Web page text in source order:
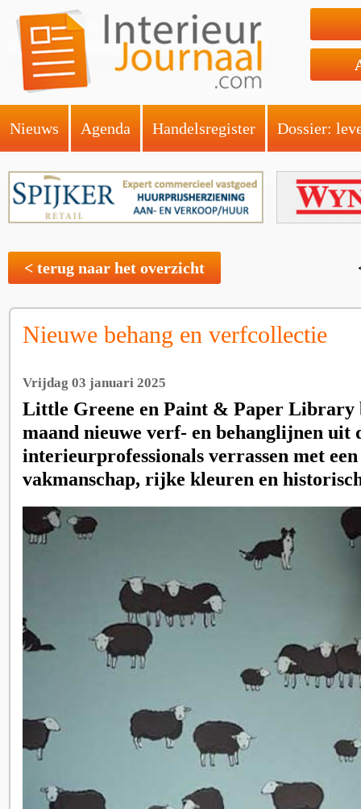
Nieuws Agenda Handelsregister Dossier:
< terug naar het overzicht
Nieuwe behang en verfcollectie
Vrijdag 03 januari 2025
Little Greene en Paint & Paper Library
maand nieuwe verf- en behanglijnen uit
interieurprofessionals verrassen met
vakmanschap, rijke kleuren en